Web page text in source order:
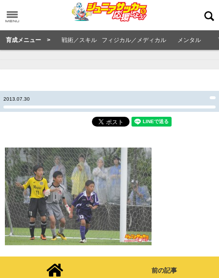
育成メニュー > 戦術／スキル フィジカル／メディカル メンタル
2013.07.30
前の記事